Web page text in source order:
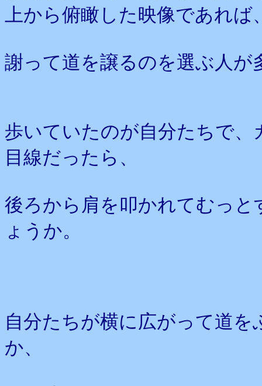
上から俯瞰した映像であれば
謝って道を譲るのを選ぶ人
歩いていたのが自分たちで
目線だったら、
後ろから肩を叩かれてむっ
ょうか。
自分たちが横に広がって道
か、